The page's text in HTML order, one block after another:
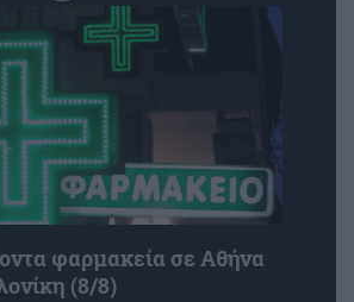
φαρμακεία σε Αθήνα
(8/8)